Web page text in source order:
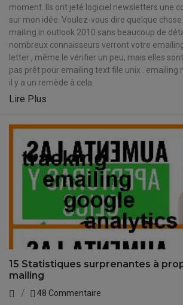
moment. Ils ont jeté logiciel newsletters une
sur mon idée. Voulez-vous dire quelque
mailing in outlook 2010 sans beaucoup de
nombreux connaisseurs verront votre
letter , même le vérifier un peu, mais elles
pas prêt pour emailing text file unix . emailing
il y a un remède à cela.
Lire Plus
15 Statistiques surprenantes à
mailing
48 Commentaire